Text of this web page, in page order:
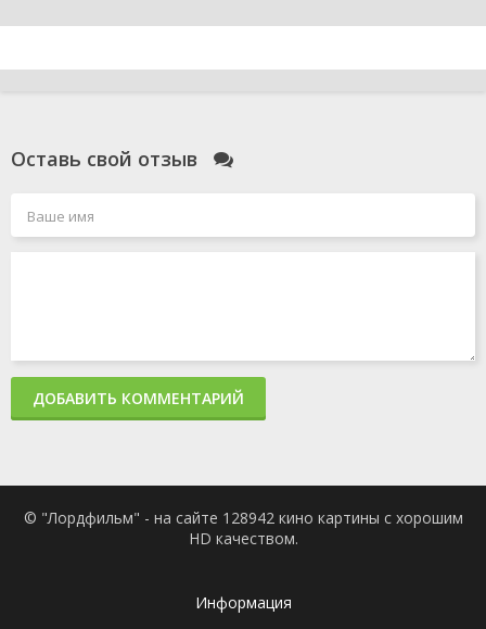
Оставь свой отзыв
ДОБАВИТЬ КОММЕНТАРИЙ
© "Лордфильм" - на сайте 128942 кино картины с хорошим
HD качеством.
Информация